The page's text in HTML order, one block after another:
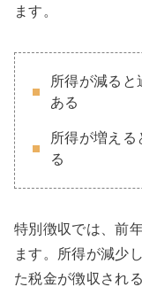
ます。
所得が減ると
ある
所得が増える
る
特別徴収では、前
ます。所得が減少
た税金が徴収される